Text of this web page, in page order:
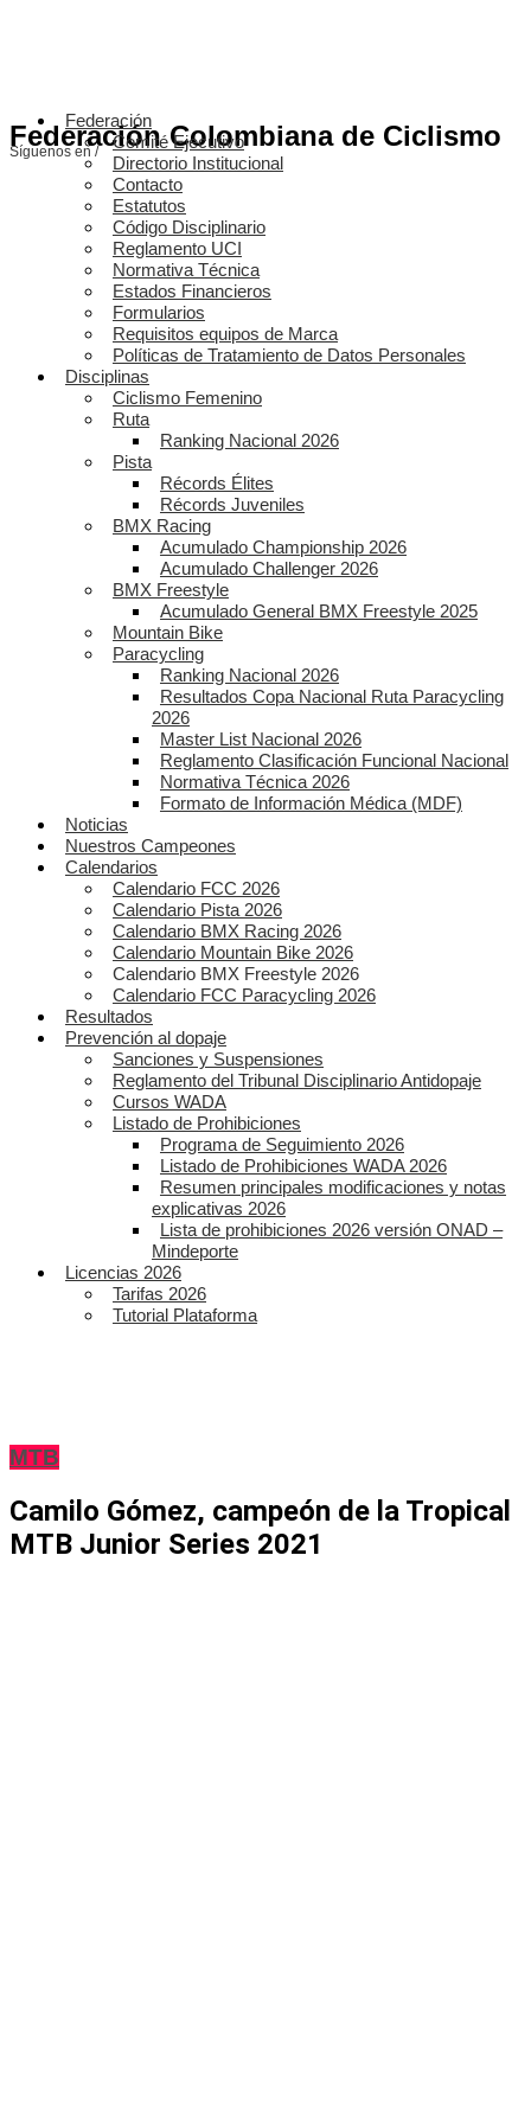
Federación Colombiana de Ciclismo
Síguenos en /
Federación
Comité Ejecutivo
Directorio Institucional
Contacto
Estatutos
Código Disciplinario
Reglamento UCI
Normativa Técnica
Estados Financieros
Formularios
Requisitos equipos de Marca
Políticas de Tratamiento de Datos Personales
Disciplinas
Ciclismo Femenino
Ruta
Ranking Nacional 2026
Pista
Récords Élites
Récords Juveniles
BMX Racing
Acumulado Championship 2026
Acumulado Challenger 2026
BMX Freestyle
Acumulado General BMX Freestyle 2025
Mountain Bike
Paracycling
Ranking Nacional 2026
Resultados Copa Nacional Ruta Paracycling
2026
Master List Nacional 2026
Reglamento Clasificación Funcional Nacional
Normativa Técnica 2026
Formato de Información Médica (MDF)
Noticias
Nuestros Campeones
Calendarios
Calendario FCC 2026
Calendario Pista 2026
Calendario BMX Racing 2026
Calendario Mountain Bike 2026
Calendario BMX Freestyle 2026
Calendario FCC Paracycling 2026
Resultados
Prevención al dopaje
Sanciones y Suspensiones
Reglamento del Tribunal Disciplinario Antidopaje
Cursos WADA
Listado de Prohibiciones
Programa de Seguimiento 2026
Listado de Prohibiciones WADA 2026
Resumen principales modificaciones y notas
explicativas 2026
Lista de prohibiciones 2026 versión ONAD –
Mindeporte
Licencias 2026
Tarifas 2026
Tutorial Plataforma
MTB
Camilo Gómez, campeón de la Tropical
MTB Junior Series 2021